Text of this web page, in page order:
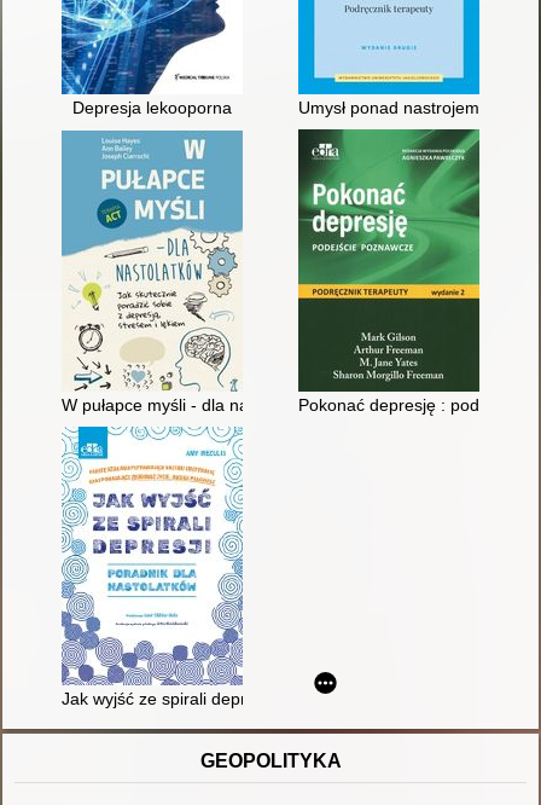
Depresja lekooporna Umysł ponad nastrojem :
W pułapce myśli - dla nastolatków : jak skutecznie poradzić
Pokonać depresję : podejście
Jak wyjść ze spirali depresji : poradnik dla nastolatków :
GEOPOLITYKA